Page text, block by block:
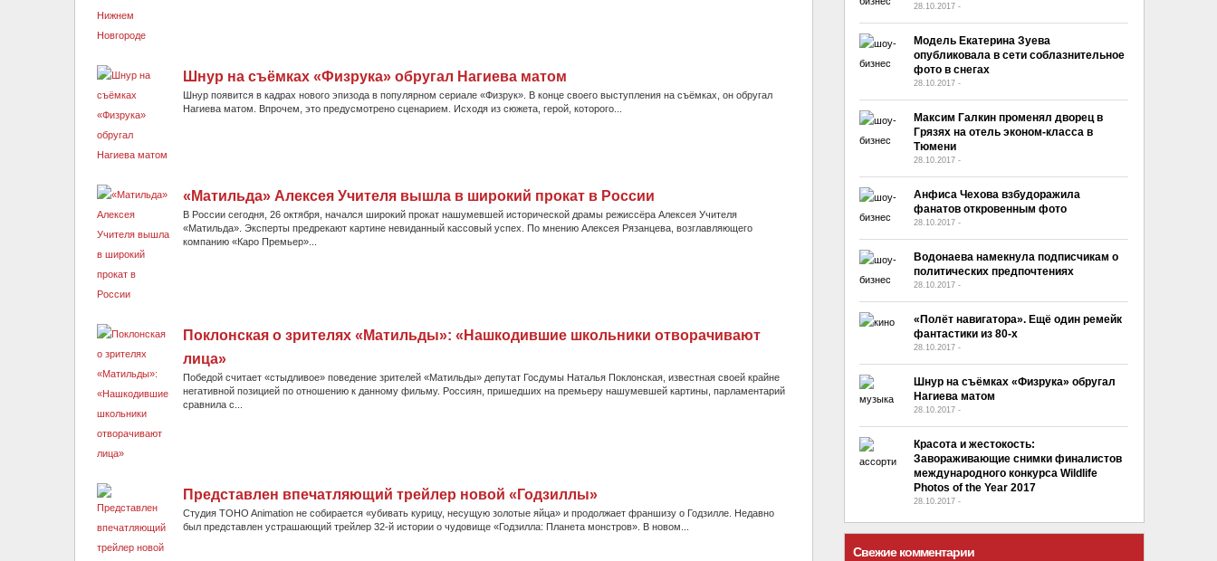
Шнур на съёмках «Физрука» обругал Нагиева матом
Шнур появится в кадрах нового эпизода в популярном сериале «Физрук». В конце своего выступления на съёмках, он обругал
Нагиева матом. Впрочем, это предусмотрено сценарием. Исходя из сюжета, герой, которого...
«Матильда» Алексея Учителя вышла в широкий прокат в России
В России сегодня, 26 октября, начался широкий прокат нашумевшей исторической драмы режиссёра Алексея Учителя
«Матильда». Эксперты предрекают картине невиданный кассовый успех. По мнению Алексея Рязанцева, возглавляющего
компанию «Каро Премьер»...
Поклонская о зрителях «Матильды»: «Нашкодившие школьники отворачивают
лица»
Победой считает «стыдливое» поведение зрителей «Матильды» депутат Госдумы Наталья Поклонская, известная своей крайне
негативной позицией по отношению к данному фильму. Россиян, пришедших на премьеру нашумевшей картины, парламентарий
сравнила с...
Представлен впечатляющий трейлер новой «Годзиллы»
Студия TOHO Animation не собирается «убивать курицу, несущую золотые яйца» и продолжает франшизу о Годзилле. Недавно
был представлен устрашающий трейлер 32-й истории о чудовище «Годзилла: Планета монстров». В новом...
28.10.2017-
Модель Екатерина Зуева
опубликовала в сети соблазнительное
фото в снегах
28.10.2017-
Максим Галкин променял дворец в
Грязях на отель эконом-класса в
Тюмени
28.10.2017-
Анфиса Чехова взбудоражила
фанатов откровенным фото
28.10.2017-
Водонаева намекнула подписчикам о
политических предпочтениях
28.10.2017-
«Полёт навигатора». Ещё один ремейк
фантастики из 80-х
28.10.2017-
Шнур на съёмках «Физрука» обругал
Нагиева матом
28.10.2017-
Красота и жестокость:
Завораживающие снимки финалистов
международного конкурса Wildlife
Photos of the Year 2017
28.10.2017-
Свежие комментарии